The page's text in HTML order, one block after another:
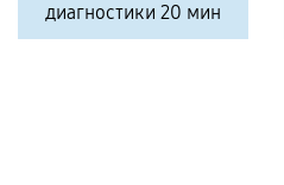
диагностики 20 мин